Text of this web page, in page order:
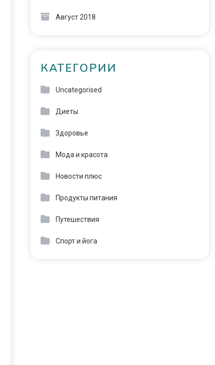
Август 2018
КАТЕГОРИИ
Uncategorised
Диеты
Здоровье
Мода и красота
Новости плюс
Продукты питания
Путешествия
Спорт и йога